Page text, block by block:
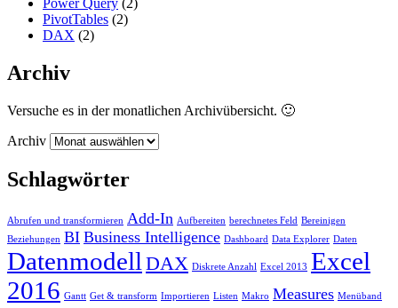
Power Query (2)
PivotTables (2)
DAX (2)
Archiv
Versuche es in der monatlichen Archivübersicht. 🙂
Archiv
Schlagwörter
Abrufen und transformieren Add-In Aufbereiten berechnetes Feld Bereinigen
Beziehungen BI Business Intelligence Dashboard Data Explorer Daten
Datenmodell DAX Diskrete Anzahl Excel 2013 Excel
2016 Gantt Get & transform Importieren Listen Makro Measures Menüband